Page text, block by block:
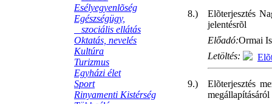
Esélyegyenlõség
Egészségügy,
szociális ellátás
Oktatás, nevelés
Kultúra
Turizmus
Egyházi élet
Sport
Rinyamenti Kistérség
8.)
Elõterjesztés
jelentésrõl
Előadó:Ormai
Letöltés:
9.)
Elõterjesztés
megállapításáról